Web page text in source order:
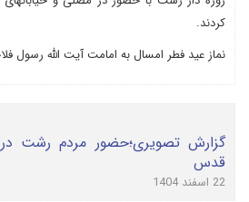
کردند.
نماز عید فطر امسال به امامت آیت الله رسول
گزارش تصویری؛حضور مردم رشت در
قدس
22 اسفند 1404